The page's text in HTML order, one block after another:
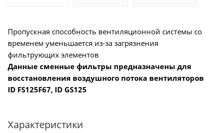
Пропускная способность вентиляционной системы со
временем уменьшается из-за загрязнения
фильтрующих элементов
Данные сменные фильтры предназначены для
восстановления воздушного потока вентиляторов
ID FS125F67, ID GS125
Характеристики